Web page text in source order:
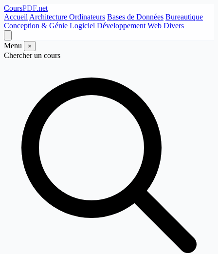
CoursPDF.net
Accueil Architecture Ordinateurs Bases de Données Bureautique
Conception & Génie Logiciel Développement Web Divers
Menu ×
Chercher un cours